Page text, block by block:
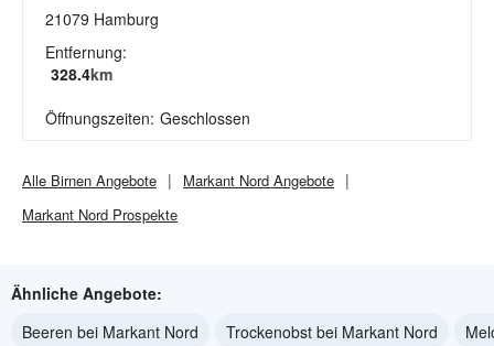
21079 Hamburg
Entfernung:
328.4km
Öffnungszeiten: Geschlossen
Alle Birnen Angebote Markant Nord Angebote
Markant Nord Prospekte
Ähnliche Angebote:
Beeren bei Markant Nord
Trockenobst bei Markant Nord